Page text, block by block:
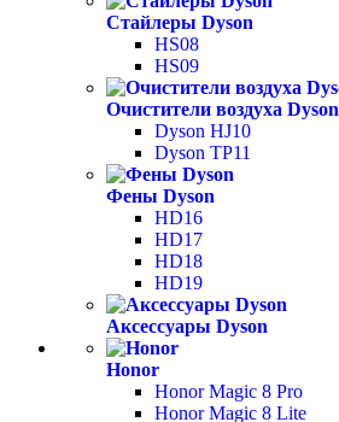
Стайлеры Dyson
HS08
HS09
Очистители воздуха Dyson
Dyson HJ10
Dyson TP11
Фены Dyson
HD16
HD17
HD18
HD19
Аксессуары Dyson
Honor
Honor Magic 8 Pro
Honor Magic 8 Lite